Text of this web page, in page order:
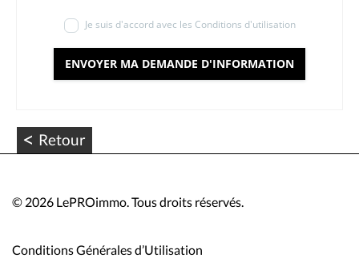
Je suis d'accord avec les Conditions d'utilisation
ENVOYER MA DEMANDE D'INFORMATION
< Retour
© 2026 LePROimmo. Tous droits réservés.
Conditions Générales d’Utilisation